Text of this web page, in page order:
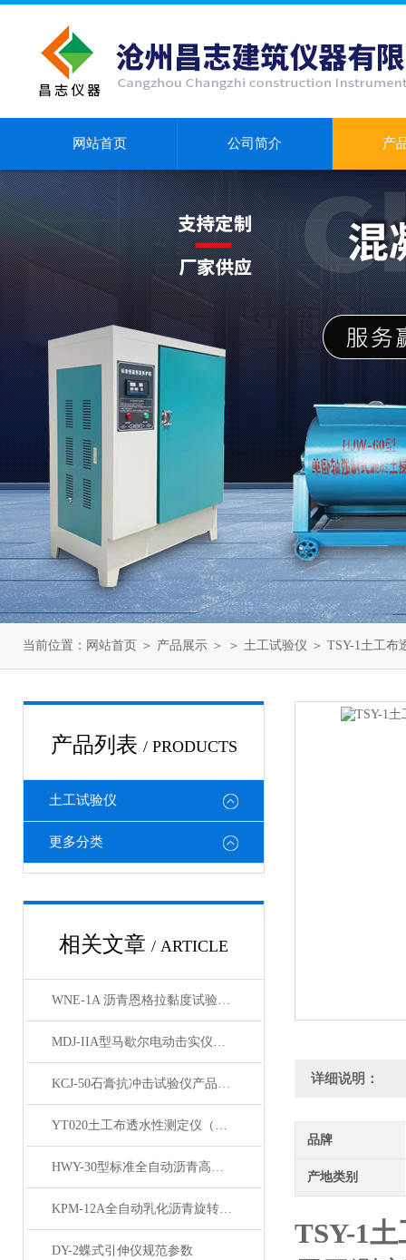
网站首页 公司简介 产
当前位置： 网站首页 ＞ 产品展示 ＞ ＞ 土工试验仪 ＞ TSY-1土工
产品列表 / PRODUCTS
土工试验仪
更多分类
相关文章 / ARTICLE
WNE-1A 沥青恩格拉黏度试验仪产品展示
MDJ-IIA型马歇尔电动击实仪（标准）产品展示
KCJ-50石膏抗冲击试验仪产品展示
YT020土工布透水性测定仪（台式）产品简介
HWY-30型标准全自动沥青高低温循环水浴箱产品展示
KPM-12A全自动乳化沥青旋转瓶磨耗试验仪展示
DY-2蝶式引伸仪规范参数
详细说明：
品牌
产地类别
TSY-1